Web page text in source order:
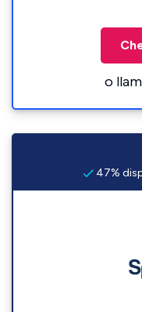
o
47%